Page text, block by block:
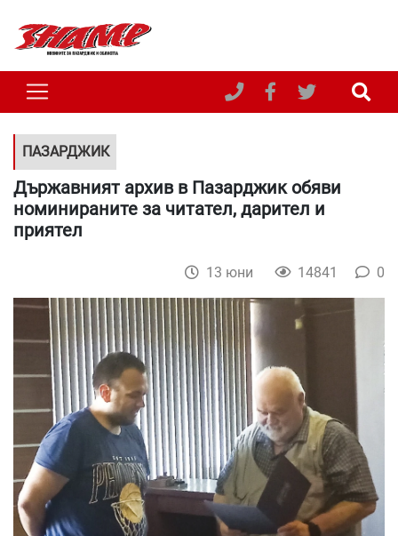
ПАЗАРДЖИК
Държавният архив в Пазарджик обяви
номинираните за читател, дарител и
приятел
13 юни 14841 0